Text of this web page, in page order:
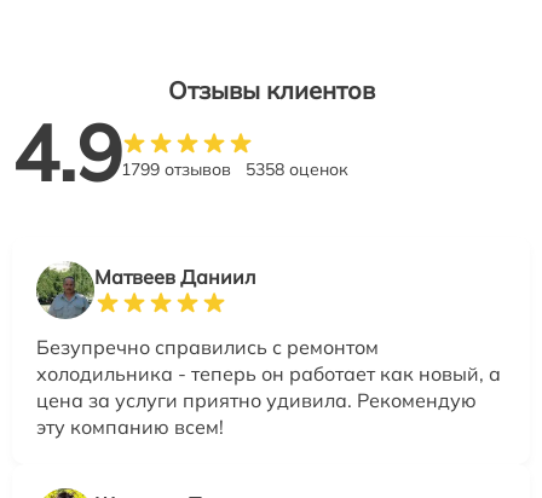
Отзывы клиентов
4.91799 отзывов 5358 оценок
Матвеев Даниил
Безупречно справились с ремонтом
холодильника - теперь он работает как новый, а
цена за услуги приятно удивила. Рекомендую
эту компанию всем!